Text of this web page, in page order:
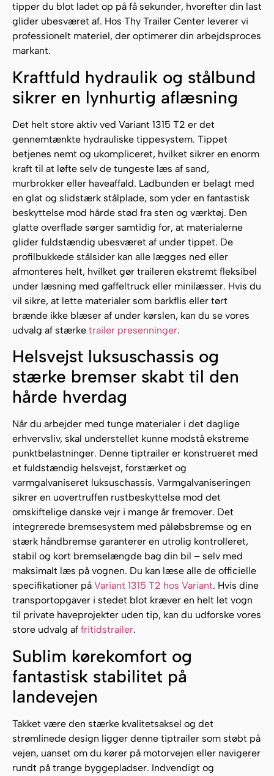
tipper du blot ladet op på få sekunder, hvorefter din last
glider ubesværet af. Hos Thy Trailer Center leverer vi
professionelt materiel, der optimerer din arbejdsproces
markant.
Kraftfuld hydraulik og stålbund
sikrer en lynhurtig aflæsning
Det helt store aktiv ved Variant 1315 T2 er det
gennemtænkte hydrauliske tippesystem. Tippet
betjenes nemt og ukompliceret, hvilket sikrer en enorm
kraft til at løfte selv de tungeste læs af sand,
murbrokker eller haveaffald. Ladbunden er belagt med
en glat og slidstærk stålplade, som yder en fantastisk
beskyttelse mod hårde stød fra sten og værktøj. Den
glatte overflade sørger samtidig for, at materialerne
glider fuldstændig ubesværet af under tippet. De
profilbukkede stålsider kan alle lægges ned eller
afmonteres helt, hvilket gør traileren ekstremt fleksibel
under læsning med gaffeltruck eller minilæsser. Hvis du
vil sikre, at lette materialer som barkflis eller tørt
brænde ikke blæser af under kørslen, kan du se vores
udvalg af stærke trailer presenninger.
Helsvejst luksuschassis og
stærke bremser skabt til den
hårde hverdag
Når du arbejder med tunge materialer i det daglige
erhvervsliv, skal understellet kunne modstå ekstreme
punktbelastninger. Denne tiptrailer er konstrueret med
et fuldstændig helsvejst, forstærket og
varmgalvaniseret luksuschassis. Varmgalvaniseringen
sikrer en uovertruffen rustbeskyttelse mod det
omskiftelige danske vejr i mange år fremover. Det
integrerede bremsesystem med påløbsbremse og en
stærk håndbremse garanterer en utrolig kontrolleret,
stabil og kort bremselængde bag din bil – selv med
maksimalt læs på vognen. Du kan læse alle de officielle
specifikationer på Variant 1315 T2 hos Variant. Hvis dine
transportopgaver i stedet blot kræver en helt let vogn
til private haveprojekter uden tip, kan du udforske vores
store udvalg af fritidstrailer.
Sublim kørekomfort og
fantastisk stabilitet på
landevejen
Takket være den stærke kvalitetsaksel og det
strømlinede design ligger denne tiptrailer som støbt på
vejen, uanset om du kører på motorvejen eller navigerer
rundt på trange byggepladser. Indvendigt og